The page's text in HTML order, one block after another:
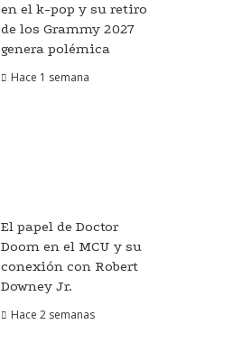
en el k-pop y su retiro
de los Grammy 2027
genera polémica
Hace 1 semana
El papel de Doctor
Doom en el MCU y su
conexión con Robert
Downey Jr.
Hace 2 semanas